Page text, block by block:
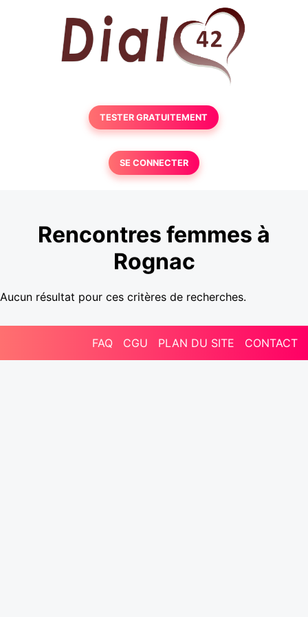
TESTER GRATUITEMENT
SE CONNECTER
Rencontres femmes à
Rognac
Aucun résultat pour ces critères de recherches.
FAQ CGU PLAN DU SITE CONTACT